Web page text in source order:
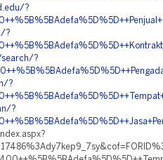
?
?
?
?
?